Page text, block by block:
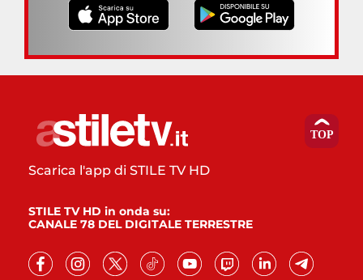
Scarica l'app di STILE TV HD
STILE TV HD in onda su:
CANALE 78 DEL DIGITALE TERRESTRE